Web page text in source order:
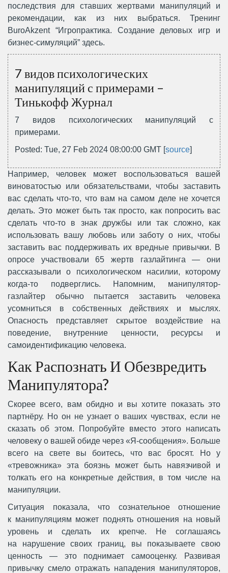
последствия для ставших жертвами манипуляций и
рекомендации, как из них выбраться. Тренинг
BuroAkzent “Игропрактика. Создание деловых игр и
бизнес-симуляций” здесь.
7 видов психологических
манипуляций с примерами –
Тинькофф Журнал
7 видов психологических манипуляций с
примерами.
Posted: Tue, 27 Feb 2024 08:00:00 GMT [source]
Например, человек может воспользоваться вашей
виноватостью или обязательствами, чтобы заставить
вас сделать что-то, что вам на самом деле не хочется
делать. Это может быть так просто, как попросить вас
сделать что-то в знак дружбы или так сложно, как
использовать вашу любовь или заботу о них, чтобы
заставить вас поддерживать их вредные привычки. В
опросе участвовали 65 жертв газлайтинга — они
рассказывали о психологическом насилии, которому
когда-то подверглись. Напомним, манипулятор-
газлайтер обычно пытается заставить человека
усомниться в собственных действиях и мыслях.
Опасность представляет скрытое воздействие на
поведение, внутренние ценности, ресурсы и
самоидентификацию человека.
Как Распознать И Обезвредить
Манипулятора?
Скорее всего, вам обидно и вы хотите показать это
партнёру. Но он не узнает о ваших чувствах, если не
сказать об этом. Попробуйте вместо этого написать
человеку о вашей обиде через «Я-сообщения». Больше
всего на свете вы боитесь, что вас бросят. Но у
«тревожника» эта боязнь может быть навязчивой и
толкать его на конкретные действия, в том числе на
манипуляции.
Ситуация показала, что сознательное отношение
к манипуляциям может поднять отношения на новый
уровень и сделать их крепче. Не соглашаясь
на нарушение своих границ, вы показываете свою
ценность — это поднимает самооценку. Развивая
привычку смело отражать нападения манипуляторов,